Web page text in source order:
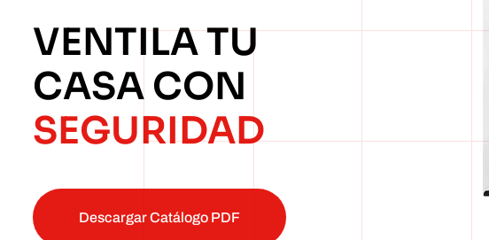
VENTILA TU
CASA CON
SEGURIDAD
Descargar Catálogo PDF